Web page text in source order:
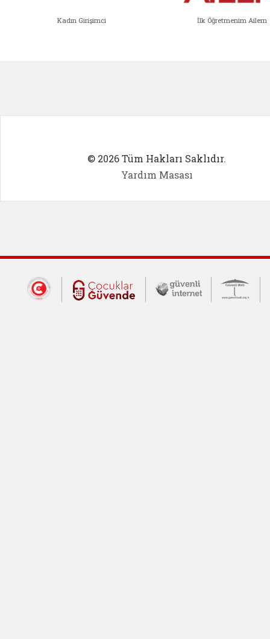
Kadın Girişimci İlk Öğretmenim Ailem
© 2026 Tüm Hakları Saklıdır.
Yardım Masası
Dış Bağlantılar
Cumhurbaşkanlığı İletişim Merkezi
Çocuklar Güvende (yeni
Güvenli